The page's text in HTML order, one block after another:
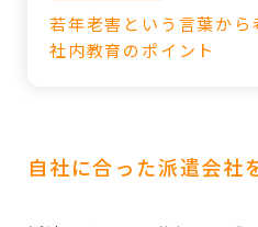
若年老害という言葉から
社内教育のポイント
自社に合った派遣会社